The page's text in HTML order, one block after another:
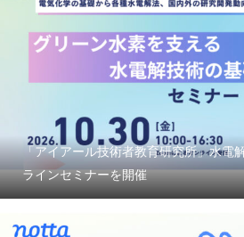
「アイアール技術者教育研究所」水電
ラインセミナーを開催